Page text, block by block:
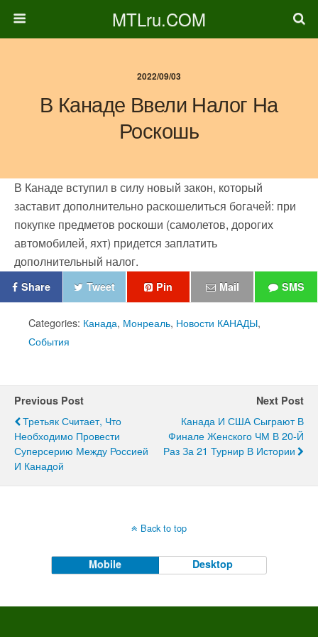
MTLru.COM
2022/09/03
В Канаде Ввели Налог На
Роскошь
В Канаде вступил в силу новый закон, который
заставит дополнительно раскошелиться богачей: при
покупке предметов роскоши (самолетов, дорогих
автомобилей, яхт) придется заплатить
дополнительный налог.
Share Tweet Pin Mail SMS
Categories: Канада, Монреаль, Новости КАНАДЫ,
События
Previous Post
Третьяк Считает, Что
Необходимо Провести
Суперсерию Между Россией
И Канадой
Next Post
Канада И США Сыграют В
Финале Женского ЧМ В 20-Й
Раз За 21 Турнир В Истории
Back to top
Mobile Desktop